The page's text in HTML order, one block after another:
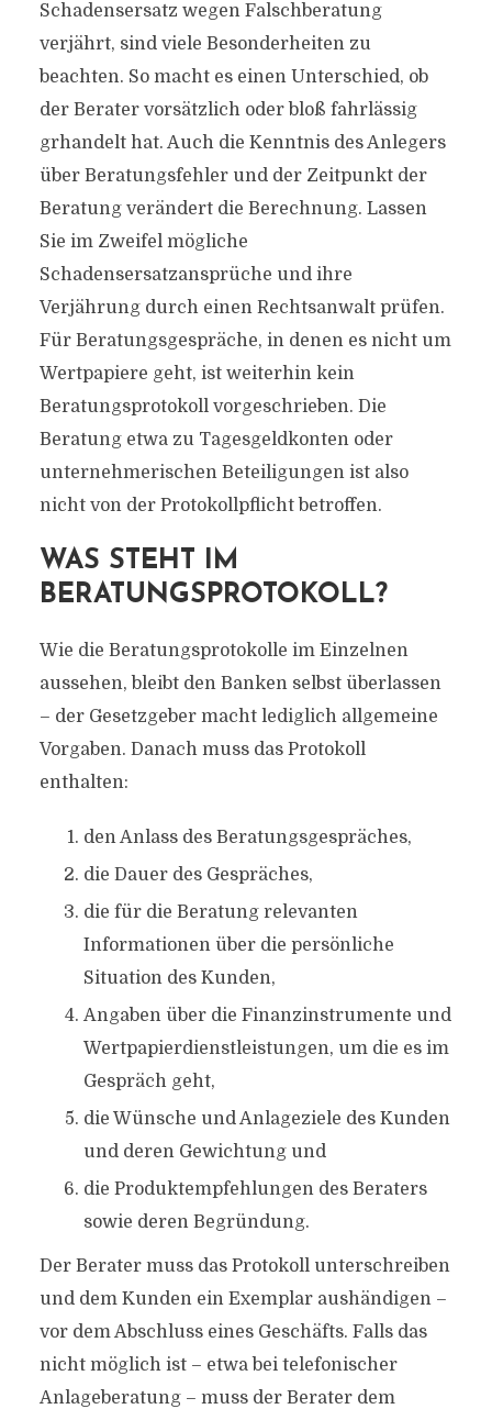
Schadensersatz wegen Falschberatung
verjährt, sind viele Besonderheiten zu
beachten. So macht es einen Unterschied, ob
der Berater vorsätzlich oder bloß fahrlässig
grhandelt hat. Auch die Kenntnis des Anlegers
über Beratungsfehler und der Zeitpunkt der
Beratung verändert die Berechnung. Lassen
Sie im Zweifel mögliche
Schadensersatzansprüche und ihre
Verjährung durch einen Rechtsanwalt prüfen.
Für Beratungsgespräche, in denen es nicht um
Wertpapiere geht, ist weiterhin kein
Beratungsprotokoll vorgeschrieben. Die
Beratung etwa zu Tagesgeldkonten oder
unternehmerischen Beteiligungen ist also
nicht von der Protokollpflicht betroffen.
WAS STEHT IM
BERATUNGSPROTOKOLL?
Wie die Beratungsprotokolle im Einzelnen
aussehen, bleibt den Banken selbst überlassen
– der Gesetzgeber macht lediglich allgemeine
Vorgaben. Danach muss das Protokoll
enthalten:
den Anlass des Beratungsgespräches,
die Dauer des Gespräches,
die für die Beratung relevanten
Informationen über die persönliche
Situation des Kunden,
Angaben über die Finanzinstrumente und
Wertpapierdienstleistungen, um die es im
Gespräch geht,
die Wünsche und Anlageziele des Kunden
und deren Gewichtung und
die Produktempfehlungen des Beraters
sowie deren Begründung.
Der Berater muss das Protokoll unterschreiben
und dem Kunden ein Exemplar aushändigen –
vor dem Abschluss eines Geschäfts. Falls das
nicht möglich ist – etwa bei telefonischer
Anlageberatung – muss der Berater dem